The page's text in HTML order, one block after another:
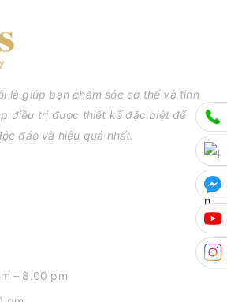
là giúp bạn chăm sóc cơ thể và tinh
điều trị được thiết kế đặc biệt để
đáo và hiệu quả nhất.
– 8.00 pm